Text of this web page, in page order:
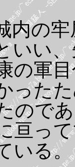
内の
いい
の軍
った
ので
亘っ
いる。